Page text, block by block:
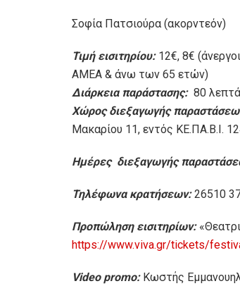
Σοφία Πατσιούρα (ακορντεόν)
Τιμή εισιτηρίου:12€, 8€
ΑΜΕΑ & άνω των 65 ετών)
Διάρκεια παράστασης:80 λεπτά
Χώρος διεξαγωγής
Μακαρίου 11, εντός ΚΕ.ΠΑ.Β.Ι.
Ημέρες διεξαγωγής
Τηλέφωνα κρατήσεων:26510
Προπώληση εισιτηρίων:
https://www.viva.gr/tickets/
Video promo:Κωστής